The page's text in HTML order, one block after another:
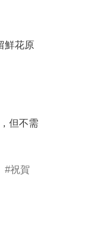
鮮花原
但不需
祝賀